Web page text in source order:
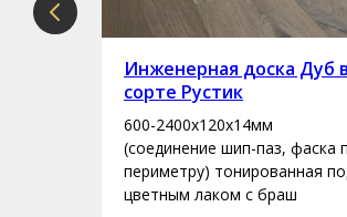
Инженерная доска Дуб в
сорте Рустик
600-2400х120х14мм
(соединение шип-паз, фаска
периметру) тонированная
цветным лаком с браш